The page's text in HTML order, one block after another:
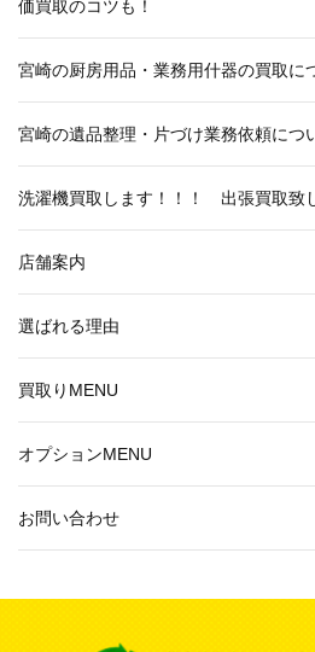
価買取のコツも！
宮崎の厨房用品・業務用什器の買取に
宮崎の遺品整理・片づけ業務依頼につ
洗濯機買取します！！！ 出張買取致
店舗案内
選ばれる理由
買取りMENU
オプションMENU
お問い合わせ